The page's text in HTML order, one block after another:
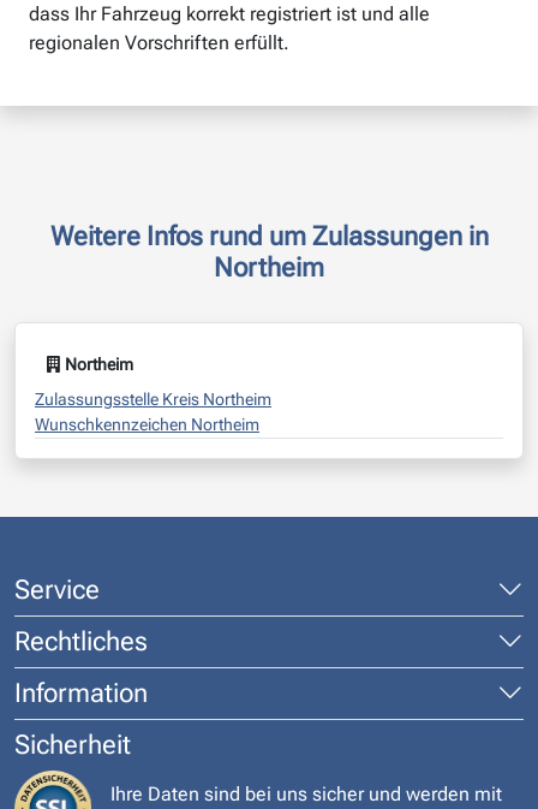
dass Ihr Fahrzeug korrekt registriert ist und alle
regionalen Vorschriften erfüllt.
Weitere Infos rund um Zulassungen in
Northeim
Northeim
Zulassungsstelle Kreis Northeim
Wunschkennzeichen Northeim
Service
Rechtliches
Information
Sicherheit
Ihre Daten sind bei uns sicher und werden mit